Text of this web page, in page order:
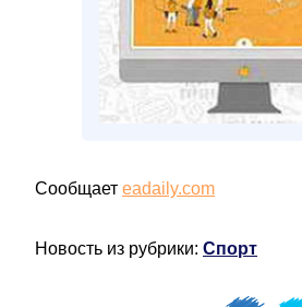
Сообщает eadaily.com
Новость из рубрики: Спорт